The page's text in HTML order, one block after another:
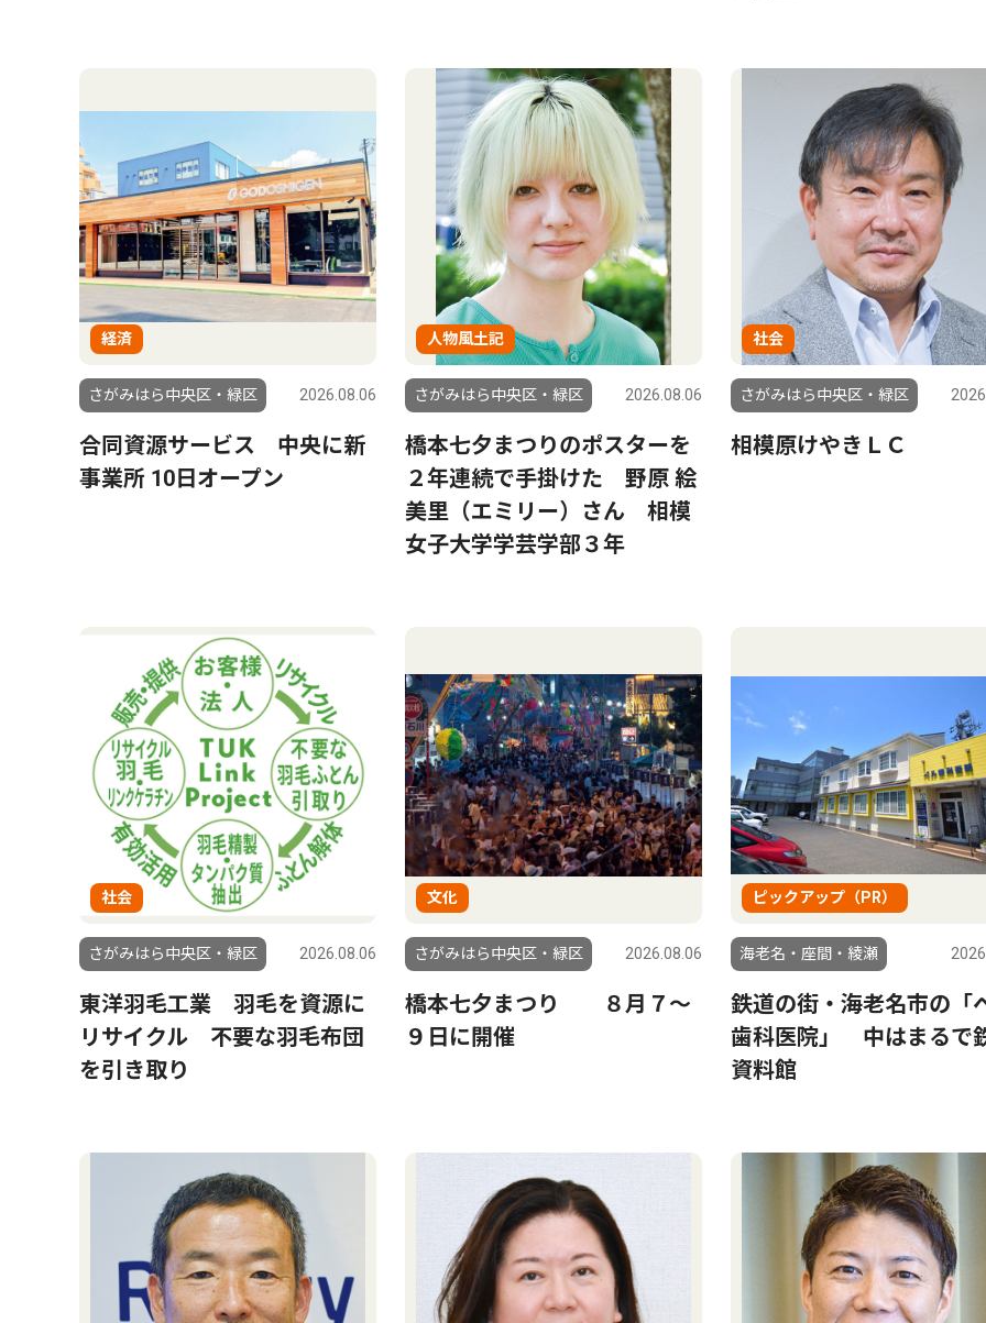
経済
さがみはら中央区・緑区 2026.08.06
合同資源サービス 中央に新
事業所 10日オープン
人物風土記
さがみはら中央区・緑区 2026.08.06
橋本七夕まつりのポスターを
２年連続で手掛けた 野原 絵
美里（エミリー）さん 相模
女子大学学芸学部３年
社会
さがみはら中央区・緑区
相模原けやきＬＣ
社会
さがみはら中央区・緑区 2026.08.06
東洋羽毛工業 羽毛を資源に
リサイクル 不要な羽毛布団
を引き取り
文化
さがみはら中央区・緑区 2026.08.06
橋本七夕まつり ８月７〜
９日に開催
ピックアップ（PR）
海老名・座間・綾瀬
鉄道の街・海老名市の「
歯科医院」 中はまるで
資料館